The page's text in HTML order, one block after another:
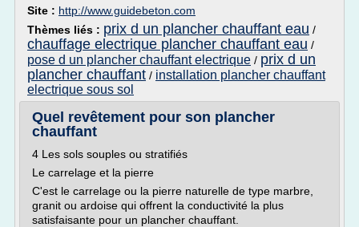
Site : http://www.guidebeton.com
Thèmes liés : prix d un plancher chauffant eau /
chauffage electrique plancher chauffant eau /
pose d un plancher chauffant electrique / prix d un
plancher chauffant / installation plancher chauffant
electrique sous sol
Quel revêtement pour son plancher
chauffant
4 Les sols souples ou stratifiés
Le carrelage et la pierre
C'est le carrelage ou la pierre naturelle de type marbre,
granit ou ardoise qui offrent la conductivité la plus
satisfaisante pour un plancher chauffant.